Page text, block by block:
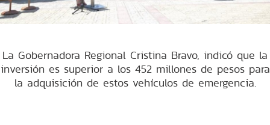
La Gobernadora Regional Cristina Bravo, indicó que la
inversión es superior a los 452 millones de pesos para
la adquisición de estos vehículos de emergencia.